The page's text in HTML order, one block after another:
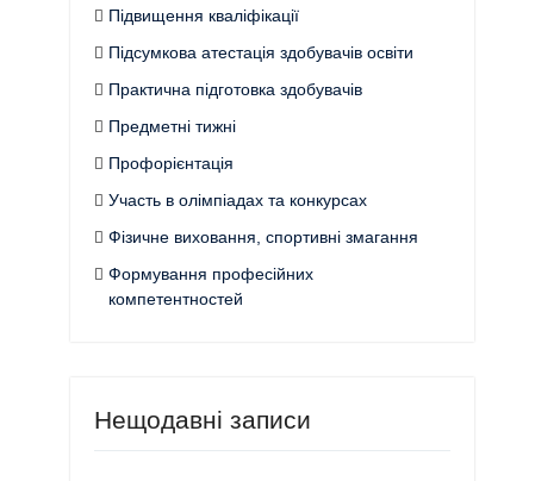
Підвищення кваліфікації
Підсумкова атестація здобувачів освіти
Практична підготовка здобувачів
Предметні тижні
Профорієнтація
Участь в олімпіадах та конкурсах
Фізичне виховання, спортивні змагання
Формування професійних
компетентностей
Нещодавні записи